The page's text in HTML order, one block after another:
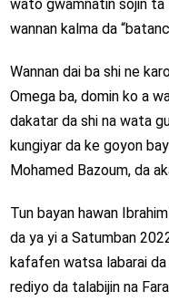
wato gwamnatin sojin ta
wannan kalma da
Wannan dai ba shi ne
Omega ba, domin ko a
dakatar da shi na wata
kungiyar da ke goyon
Mohamed Bazoum, da
Tun bayan hawan
da ya yi a Satumban
kafafen watsa labarai
rediyo da talabijin na